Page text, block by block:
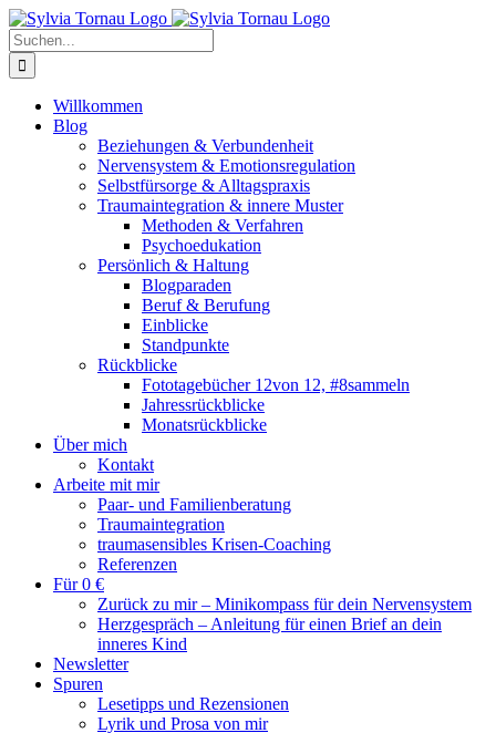
Zum
Inhalt
springen
Suche
nach:
Willkommen
Blog
Beziehungen & Verbundenheit
Nervensystem & Emotionsregulation
Selbstfürsorge & Alltagspraxis
Traumaintegration & innere Muster
Methoden & Verfahren
Psychoedukation
Persönlich & Haltung
Blogparaden
Beruf & Berufung
Einblicke
Standpunkte
Rückblicke
Fototagebücher 12von 12, #8sammeln
Jahressrückblicke
Monatsrückblicke
Über mich
Kontakt
Arbeite mit mir
Paar- und Familienberatung
Traumaintegration
traumasensibles Krisen-Coaching
Referenzen
Für 0 €
Zurück zu mir – Minikompass für dein Nervensystem
Herzgespräch – Anleitung für einen Brief an dein
inneres Kind
Newsletter
Spuren
Lesetipps und Rezensionen
Lyrik und Prosa von mir